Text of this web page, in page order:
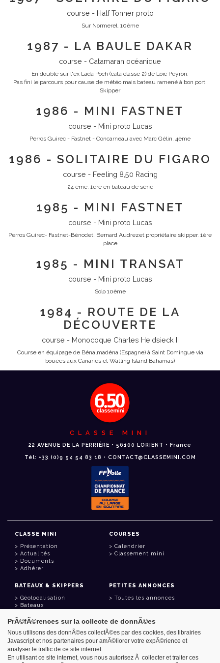
course - Half Tonner proto
Sur Normerel. 10ème
1987 - LA BAULE DAKAR
course - Catamaran océanique
En double sur l'ex Lada Poch (cata classe 2) de Loic Peyron.
Pas fini le parcours pour cause de météo mais bateau ramené à bon port.
Skipper
1986 - MINI FASTNET
course - Mini proto Lucas
Perros Guirec - Fastnet - Concarneau avec Marc Gélin. 4ème
1986 - SOLITAIRE DU FIGARO
course - Feeling 8,50 Racing
24 ème, 1ere en bateau de série
1985 - MINI FASTNET
course - Mini proto Lucas
Perros Guirec- Fastnet-Bénodet. Bernard Audrezet propriétaire skipper. 1ère
place
1985 - MINI TRANSAT
course - Mini proto Lucas
Solo 10ème
1984 - ROUTE DE LA
DÉCOUVERTE
course - Monocoque Charles Heidsieck II
Course en équipage de Bénalmadéna (Espagne) à Saint Domingue via
bouées aux Canaries et Watling Island Bahamas)
CLASSE MINI
22 AVENUE DE LA PERRIÈRE • 56100 LORIENT • France
Tél: +33 (0)9 54 54 83 18 • CONTACT@CLASSEMINI.COM
CLASSE MINI
Présentation
Actualités
Documents
Adhérer
COURSES
Calendrier
Classement mini
BATEAUX & SKIPPERS
Géolocalisation
Bateaux
PETITES ANNONCES
Toutes les annonces
LIENS UTILES
Espace adhérent
Contact
Carnet d'adresses
PrÃ©fÃ©rences sur la collecte de donnÃ©es
Nous utilisons des donnÃ©es collectÃ©es par des cookies, des librairies
Javascript et nos partenaires pour amÃ©liorer votre expÃ©rience et
analyser le traffic de ce site internet.
En utilisant ce site internet, vous nous autorisez Ã collecter et traiter ces